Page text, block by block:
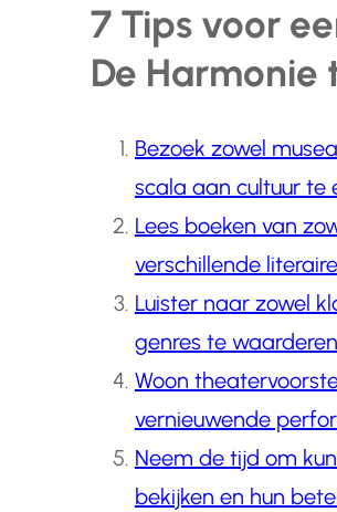
7 Tips voor
De Harmonie
Bezoek zowel
scala aan cultuur te
Lees boeken van
verschillende
Luister naar zowel
genres te
Woon
vernieuwende
Neem de tijd om
bekijken en hun